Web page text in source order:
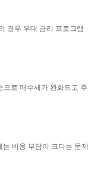
경우 우대 금리 프로그램
로 매수세가 완화되고 주
비용 부담이 크다는 문제